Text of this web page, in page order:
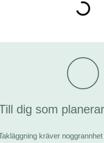
dig som
kräver